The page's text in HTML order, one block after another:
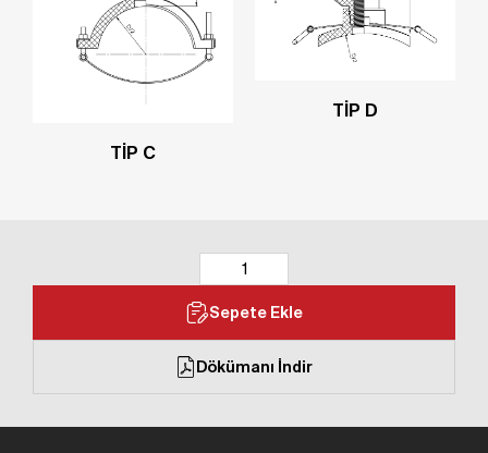
TİP C
TİP D
Sepete Ekle
Dökümanı İndir